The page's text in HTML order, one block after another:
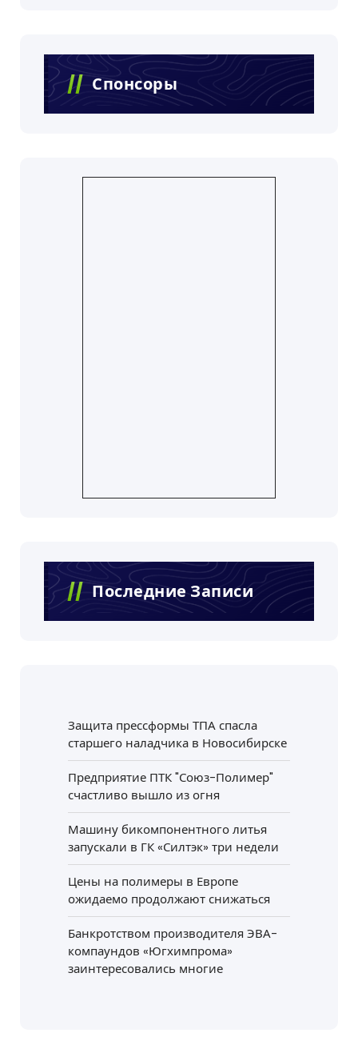
Спонсоры
Последние Записи
Защита прессформы ТПА спасла
старшего наладчика в Новосибирске
Предприятие ПТК "Союз-Полимер"
счастливо вышло из огня
Машину бикомпонентного литья
запускали в ГК «Силтэк» три недели
Цены на полимеры в Европе
ожидаемо продолжают снижаться
Банкротством производителя ЭВА-
компаундов «Югхимпрома»
заинтересовались многие